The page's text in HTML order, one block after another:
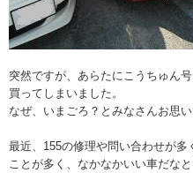
突然ですが、あらたにこうちゅん
買ってしまいました。
なぜ、いまごろ？とみなさんお思い
最近、155の修理や問い合わせが多
ことが多く、なかなかいい車だな